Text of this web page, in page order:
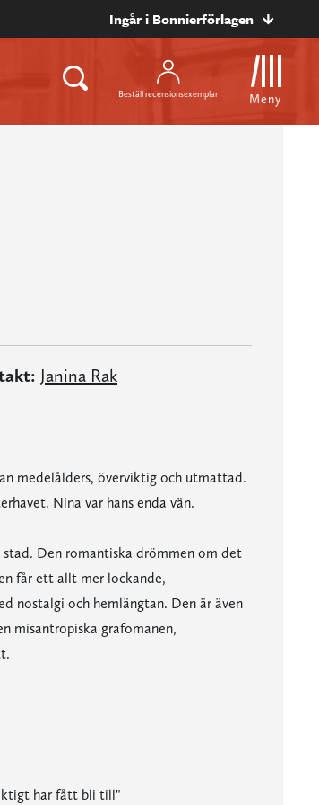
Ingår i Bonnierförlagen
Beställ recensionsexemplar Meny
Janina Rak
medelålders, överviktig och utmattad.
Nina var hans enda vän.
Den romantiska drömmen om det
får ett allt mer lockande,
nostalgi och hemlängtan. Den är även
misantropiska grafomanen,
har fått bli till"